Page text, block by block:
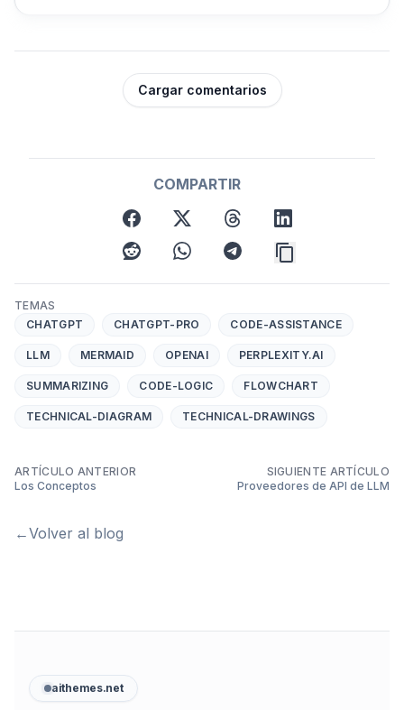
Cargar comentarios
COMPARTIR
facebook
x threads linkedin
reddit whatsapptelegram
TEMAS
CHATGPT
CHATGPT-PRO CODE-ASSISTANCE
LLM MERMAID OPENAI PERPLEXITY.AI
SUMMARIZING CODE-LOGIC FLOWCHART
TECHNICAL-DIAGRAM TECHNICAL-DRAWINGS
ARTÍCULO ANTERIOR
Los Conceptos
SIGUIENTE ARTÍCULO
Proveedores de API de LLM
←Volver al blog
aithemes.net